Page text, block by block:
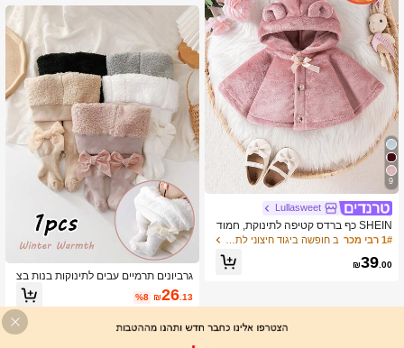
9
Lullasweet
SHEIN כף ברדס קטיפה לתינוקת, חמוד
ה, נוחה, חמה ועבה, סתיו/חורף 2024 הג
1# רבי מכר
₪39.00
גרביונים תרמיים עבים לתינוקות בנות בצ
בע אחיד, קישוטי פפיון מקסימים, חמים ונ
וחים, מתאים לתלבושת סתיו/חורף
₪26.13
%8